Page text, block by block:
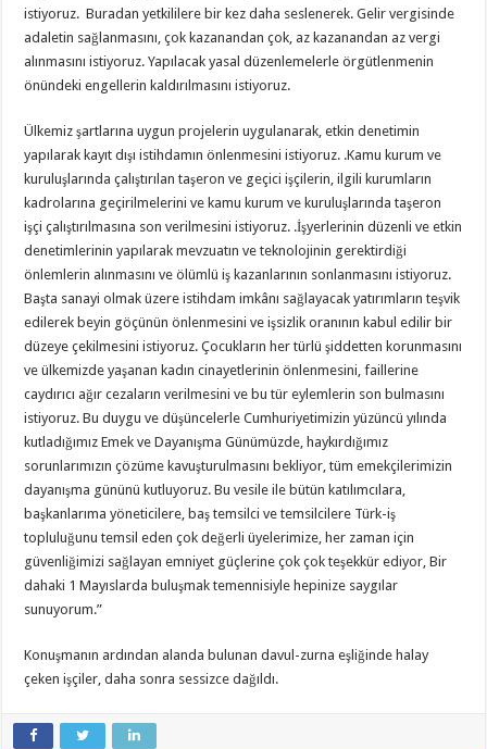
istiyoruz. Buradan yetkililere bir kez daha seslenerek. Gelir vergisinde
adaletin sağlanmasını, çok kazanandan çok, az kazanandan az vergi
alınmasını istiyoruz. Yapılacak yasal düzenlemelerle örgütlenmenin
önündeki engellerin kaldırılmasını istiyoruz.
Ülkemiz şartlarına uygun projelerin uygulanarak, etkin denetimin
yapılarak kayıt dışı istihdamın önlenmesini istiyoruz. .Kamu kurum ve
kuruluşlarında çalıştırılan taşeron ve geçici işçilerin, ilgili kurumların
kadrolarına geçirilmelerini ve kamu kurum ve kuruluşlarında taşeron
işçi çalıştırılmasına son verilmesini istiyoruz. .İşyerlerinin düzenli ve etkin
denetimlerinin yapılarak mevzuatın ve teknolojinin gerektirdiği
önlemlerin alınmasını ve ölümlü iş kazanlarının sonlanmasını istiyoruz.
Başta sanayi olmak üzere istihdam imkânı sağlayacak yatırımların teşvik
edilerek beyin göçünün önlenmesini ve işsizlik oranının kabul edilir bir
düzeye çekilmesini istiyoruz. Çocukların her türlü şiddetten korunmasını
ve ülkemizde yaşanan kadın cinayetlerinin önlenmesini, faillerine
caydırıcı ağır cezaların verilmesini ve bu tür eylemlerin son bulmasını
istiyoruz. Bu duygu ve düşüncelerle Cumhuriyetimizin yüzüncü yılında
kutladığımız Emek ve Dayanışma Günümüzde, haykırdığımız
sorunlarımızın çözüme kavuşturulmasını bekliyor, tüm emekçilerimizin
dayanışma gününü kutluyoruz. Bu vesile ile bütün katılımcılara,
başkanlarıma yöneticilere, baş temsilci ve temsilcilere Türk-iş
topluluğunu temsil eden çok değerli üyelerimize, her zaman için
güvenliğimizi sağlayan emniyet güçlerine çok çok teşekkür ediyor, Bir
dahaki 1 Mayıslarda buluşmak temennisiyle hepinize saygılar
sunuyorum.”
Konuşmanın ardından alanda bulunan davul-zurna eşliğinde halay
çeken işçiler, daha sonra sessizce dağıldı.